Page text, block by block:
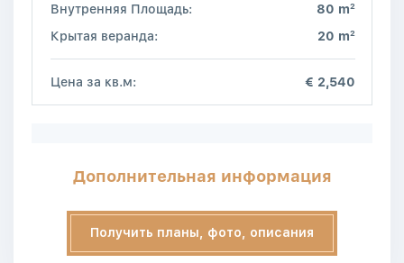
Внутренняя Площадь: 80 m2
Крытая веранда: 20 m2
Цена за кв.м: € 2,540
Дополнительная информация
Получить планы, фото, описания